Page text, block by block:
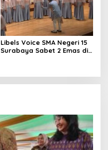
Libels Voice SMA Negeri 15
Surabaya Sabet 2 Emas di